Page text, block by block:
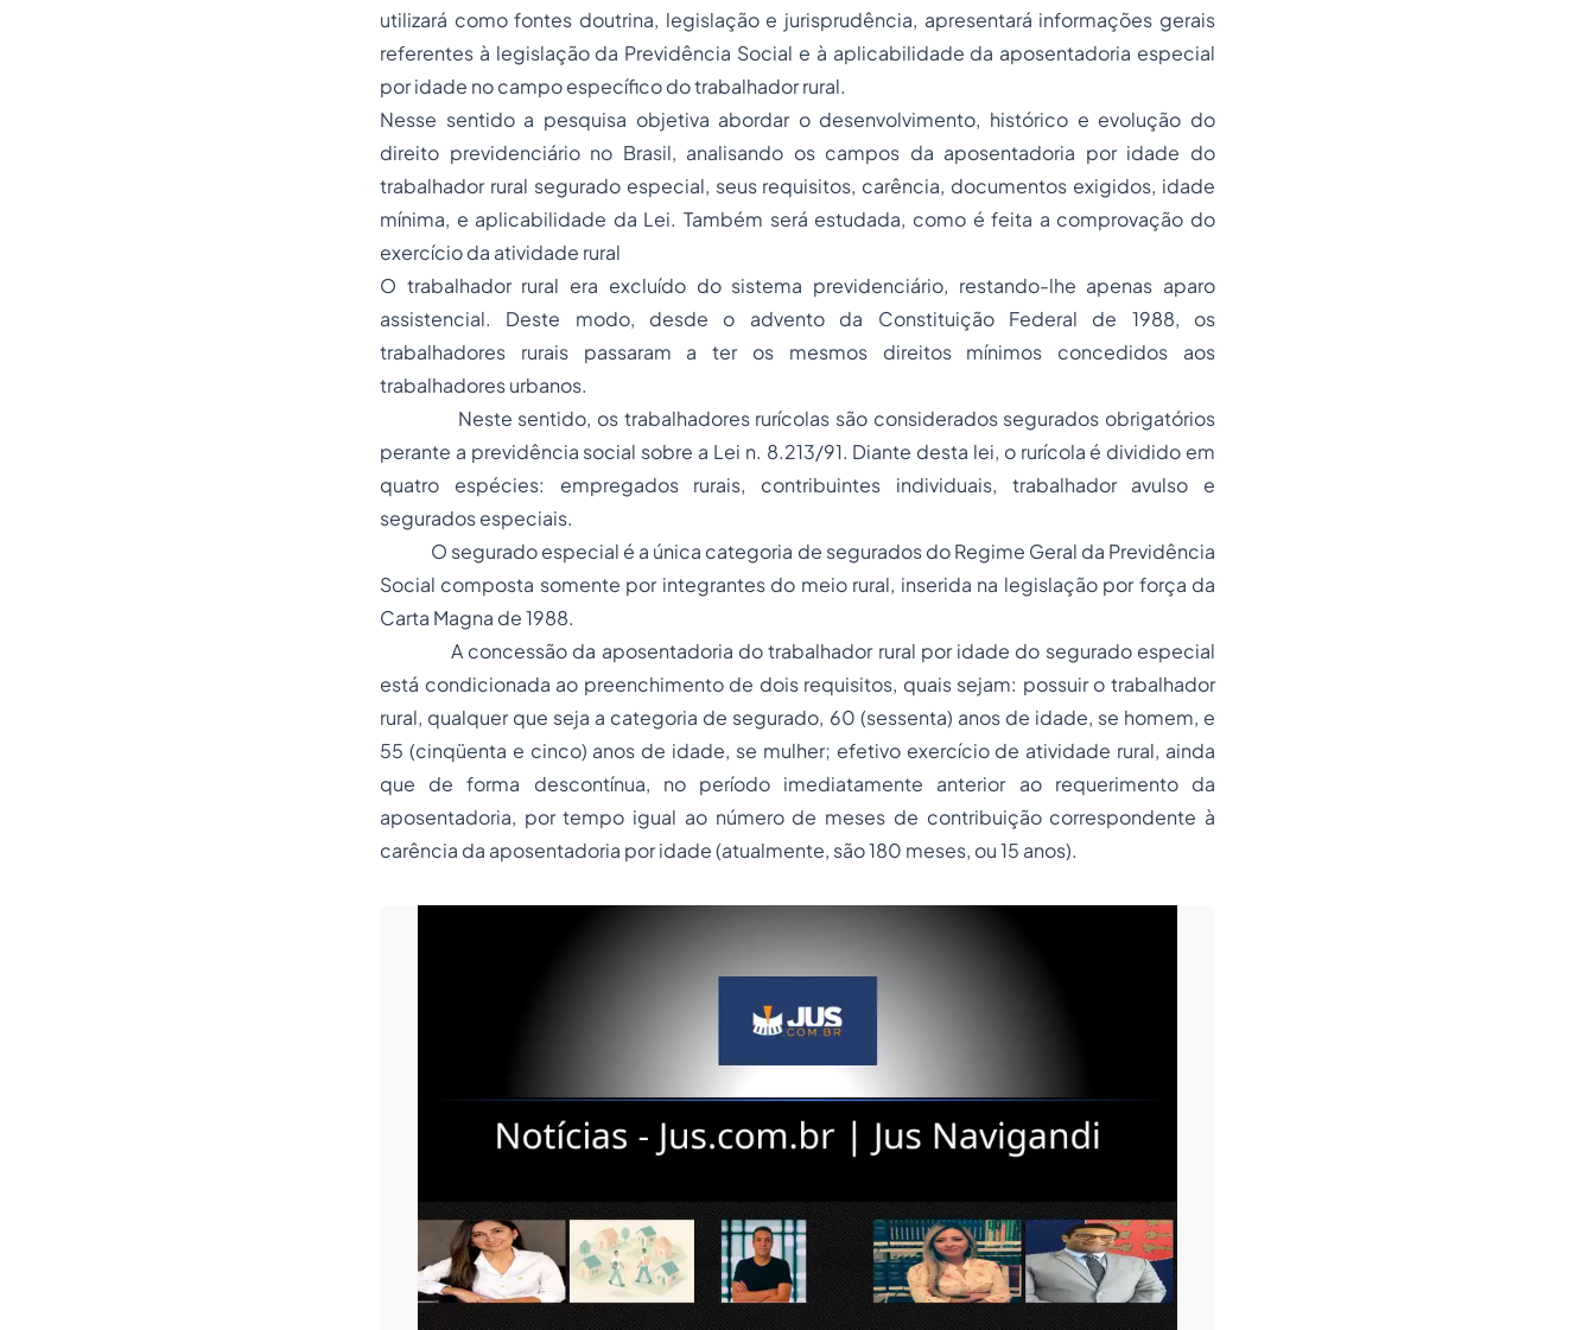
utilizará como fontes doutrina, legislação e jurisprudência, apresentará informações gerais
referentes à legislação da Previdência Social e à aplicabilidade da aposentadoria especial
por idade no campo específico do trabalhador rural.
Nesse sentido a pesquisa objetiva abordar o desenvolvimento, histórico e evolução do
direito previdenciário no Brasil, analisando os campos da aposentadoria por idade do
trabalhador rural segurado especial, seus requisitos, carência, documentos exigidos, idade
mínima, e aplicabilidade da Lei. Também será estudada, como é feita a comprovação do
exercício da atividade rural
O trabalhador rural era excluído do sistema previdenciário, restando-lhe apenas aparo
assistencial. Deste modo, desde o advento da Constituição Federal de 1988, os
trabalhadores rurais passaram a ter os mesmos direitos mínimos concedidos aos
trabalhadores urbanos.
Neste sentido, os trabalhadores rurícolas são considerados segurados obrigatórios
perante a previdência social sobre a Lei n. 8.213/91. Diante desta lei, o rurícola é dividido em
quatro espécies: empregados rurais, contribuintes individuais, trabalhador avulso e
segurados especiais.
O segurado especial é a única categoria de segurados do Regime Geral da Previdência
Social composta somente por integrantes do meio rural, inserida na legislação por força da
Carta Magna de 1988.
A concessão da aposentadoria do trabalhador rural por idade do segurado especial
está condicionada ao preenchimento de dois requisitos, quais sejam: possuir o trabalhador
rural, qualquer que seja a categoria de segurado, 60 (sessenta) anos de idade, se homem, e
55 (cinqüenta e cinco) anos de idade, se mulher; efetivo exercício de atividade rural, ainda
que de forma descontínua, no período imediatamente anterior ao requerimento da
aposentadoria, por tempo igual ao número de meses de contribuição correspondente à
carência da aposentadoria por idade (atualmente, são 180 meses, ou 15 anos).